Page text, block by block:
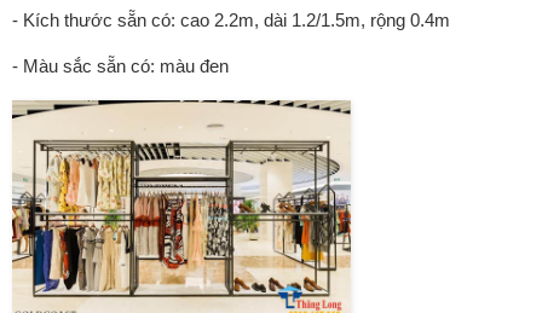
- Kích thước sẵn có: cao 2.2m, dài 1.2/1.5m, rộng 0.4m
- Màu sắc sẵn có: màu đen